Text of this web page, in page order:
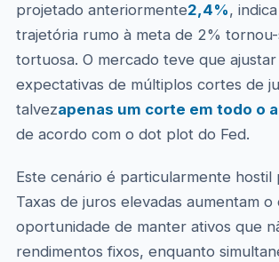
projetado anteriormente2,4%,
trajetória rumo à meta de 2% tornou-
tortuosa. O mercado teve que ajustar
expectativas de múltiplos cortes de
talvezapenas um corte em todo o
de acordo com o dot plot do Fed.
Este cenário é particularmente hostil
Taxas de juros elevadas aumentam o
oportunidade de manter ativos que
rendimentos fixos, enquanto